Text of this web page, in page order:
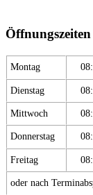
Montag
Dienstag
Mittwoch
Donnerstag
Freitag
oder nach